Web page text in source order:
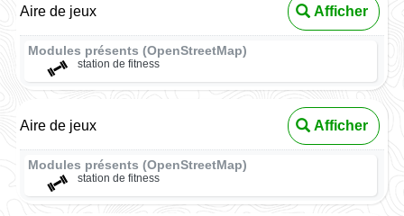
Aire de jeux Afficher
Modules présents (OpenStreetMap)
station de fitness
Aire de jeux Afficher
Modules présents (OpenStreetMap)
station de fitness